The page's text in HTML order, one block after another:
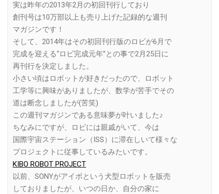
実は昨年の2013年2月の初回刊行しており
創刊号は10万部以上も売り上げた記録的な週刊
マガジンです！
そして、2014年はその初回刊行版のロビが6月で
完成を迎える“ロビ完成元年”との事で2月25日に
再刊行を決定しました。
小さい頃はロボットが好きだったので、ロボット
工学等に興味がありましたが、数学が苦手でその
道は断念しましたが(苦笑)
この週刊マガジンである意味夢が叶いました♪
ちなみにですが、ロビには親戚がいて、今は
国際宇宙ステーション（ISS）に滞在しいて様々な
プロジェクトに従事しているみたいです。
KIBO ROBOT PROJECT
以前、SONYがアイボという犬型ロボットを販売
しておりましたが、いつの日か、自分の家に